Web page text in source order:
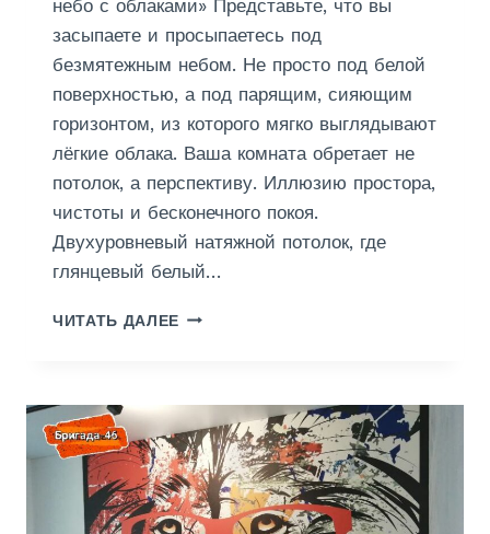
А
Н
А
У
Х
Н
небо с облаками» Представьте, что вы
засыпаете и просыпаетесь под
безмятежным небом. Не просто под белой
поверхностью, а под парящим, сияющим
горизонтом, из которого мягко выглядывают
лёгкие облака. Ваша комната обретает не
потолок, а перспективу. Иллюзию простора,
чистоты и бесконечного покоя.
Двухуровневый натяжной потолок, где
глянцевый белый…
ЧИТАТЬ ДАЛЕЕ П
Л
О
К
Н
А
Т